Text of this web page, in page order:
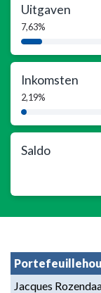
Uitgaven
7,63%
7,63%
Inkomsten
2,19%
2,19%
Saldo
Jacques